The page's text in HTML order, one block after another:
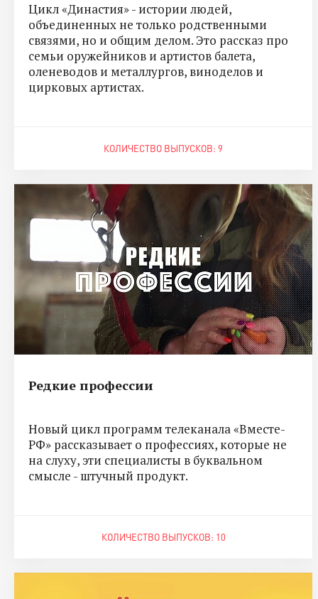
Цикл «Династия» - истории людей,
объединенных не только родственными
связями, но и общим делом. Это рассказ про
семьи оружейников и артистов балета,
оленеводов и металлургов, виноделов и
цирковых артистах.
КОЛИЧЕСТВО ВЫПУСКОВ: 9
Редкие профессии
Новый цикл программ телеканала «Вместе-
РФ» рассказывает о профессиях, которые не
на слуху, эти специалисты в буквальном
смысле - штучный продукт.
КОЛИЧЕСТВО ВЫПУСКОВ: 10